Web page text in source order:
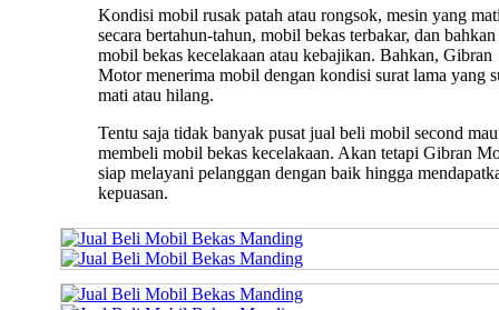
Kondisi mobil rusak patah atau rongsok, mesin yang
secara bertahun-tahun, mobil bekas terbakar, dan bahkan
mobil bekas kecelakaan atau kebajikan. Bahkan, Gibran
Motor menerima mobil dengan kondisi surat lama yang
mati atau hilang.
Tentu saja tidak banyak pusat jual beli mobil second mau
membeli mobil bekas kecelakaan. Akan tetapi Gibran
siap melayani pelanggan dengan baik hingga
kepuasan.